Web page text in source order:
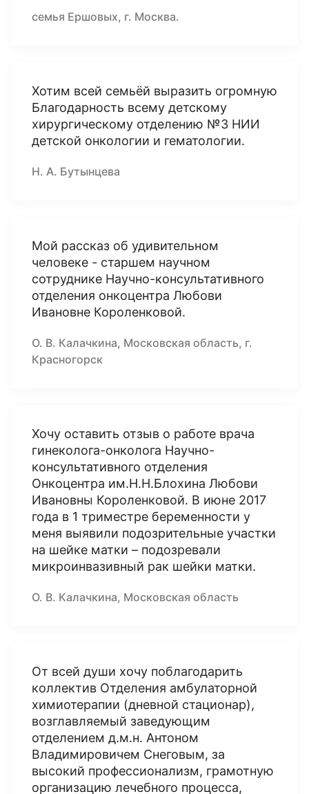
семья Ершовых, г. Москва.
Хотим всей семьёй выразить огромную
Благодарность всему детскому
хирургическому отделению №3 НИИ
детской онкологии и гематологии.
Н. А. Бутынцева
Мой рассказ об удивительном
человеке - старшем научном
сотруднике Научно-консультативного
отделения онкоцентра Любови
Ивановне Короленковой.
О. В. Калачкина, Московская область, г.
Красногорск
Хочу оставить отзыв о работе врача
гинеколога-онколога Научно-
консультативного отделения
Онкоцентра им.Н.Н.Блохина Любови
Ивановны Короленковой. В июне 2017
года в 1 триместре беременности у
меня выявили подозрительные участки
на шейке матки – подозревали
микроинвазивный рак шейки матки.
О. В. Калачкина, Московская область
От всей души хочу поблагодарить
коллектив Отделения амбулаторной
химиотерапии (дневной стационар),
возглавляемый заведующим
отделением д.м.н. Антоном
Владимировичем Снеговым, за
высокий профессионализм, грамотную
организацию лечебного процесса,